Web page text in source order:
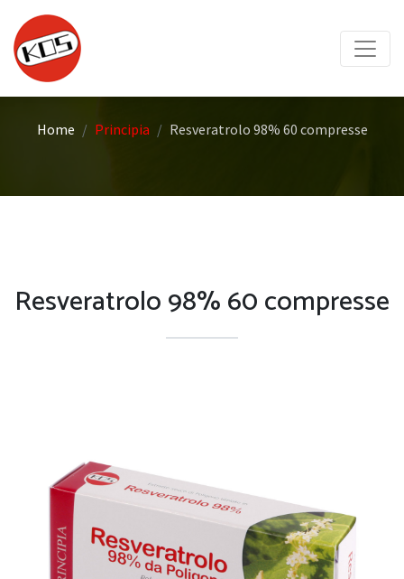
Home Principia Resveratrolo 98% 60 compresse
Resveratrolo 98% 60 compresse